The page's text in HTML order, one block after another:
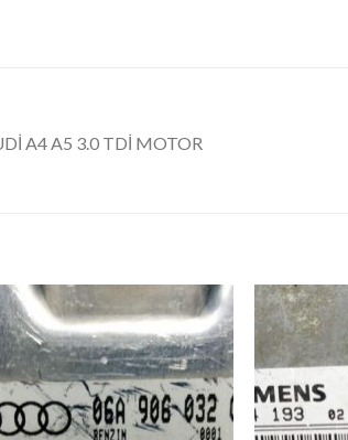
A4 A5 3.0 TDİ MOTOR
İstek
Listeme
Ekle